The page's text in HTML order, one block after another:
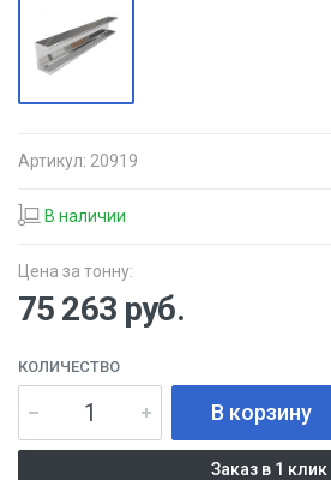
Артикул: 20919
В наличии
Цена за тонну:
75 263 руб.
КОЛИЧЕСТВО
В корзину
Заказ в 1 клик